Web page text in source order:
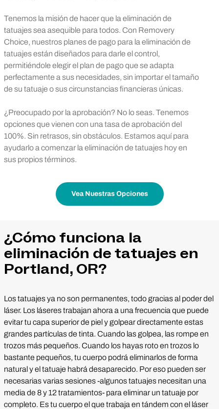
Tenemos la misión de hacer que la eliminación de
tatuajes sea asequible para todos. Con Removery
Choice, nuestros planes de pago para la eliminación de
tatuajes están diseñados para darle el control,
permitiéndole elegir el plan de pago que se adapta
perfectamente a sus necesidades, sin importar el tamaño
de su tatuaje o sus circunstancias financieras únicas.
¿Preocupado por la aprobación? No lo seas. Tenemos
opciones que vienen con una tasa de aprobación del
100%. Sin retrasos, sin obstáculos. Estamos aquí para
ayudarlo a comenzar la eliminación de tatuajes hoy en
sus propios términos.
Vea Nuestras Opciones
¿Cómo funciona la
eliminación de tatuajes en
Portland, OR?
Los tatuajes ya no son permanentes, todo gracias al poder del
láser. Los láseres trabajan ahora a una frecuencia que puede
evitar tu capa superior de piel y golpear directamente estas
grandes partículas de tinta. Cuando las golpea, las rompe en
trozos más pequeños. Cuando los hayas roto en trozos lo
bastante pequeños, tu cuerpo podrá eliminarlos de forma
natural y el tatuaje habrá desaparecido. Por eso pueden ser
necesarias varias sesiones -algunos tatuajes necesitan una
media de 8 y 12 tratamientos- para eliminar un tatuaje por
completo. Es tu cuerpo el que trabaja en tándem con el láser